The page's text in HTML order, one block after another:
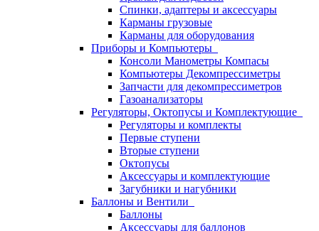
Спинки, адаптеры и аксессуары
Карманы грузовые
Карманы для оборудования
Приборы и Компьютеры
Консоли Манометры Компасы
Компьютеры Декомпрессиметры
Запчасти для декомпрессиметров
Газоанализаторы
Регуляторы, Октопусы и Комплектующие
Регуляторы и комплекты
Первые ступени
Вторые ступени
Октопусы
Аксессуары и комплектующие
Загубники и нагубники
Баллоны и Вентили
Баллоны
Аксессуары для баллонов